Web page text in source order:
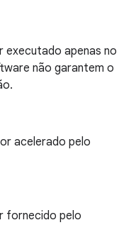
apenas no
não garantem o
acelerado pelo
fornecido pelo